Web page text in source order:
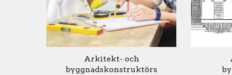
Arkitekt- och
byggnadskonstruktörs